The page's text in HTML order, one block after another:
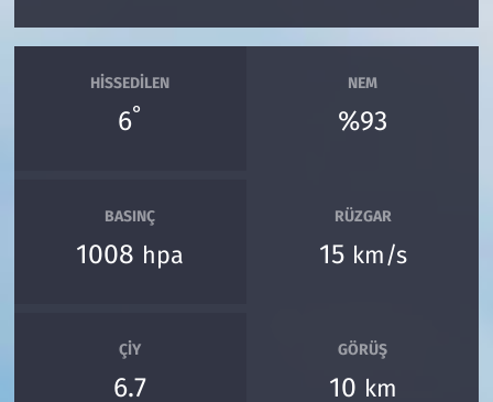
HISSEDILEN
6°
NEM
%93
BASINÇ
1008 hpa
RÜZGAR
15 km/s
ÇIY
6.7
GÖRÜŞ
10 km